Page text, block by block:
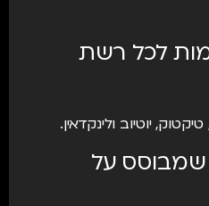
לכל רשת
יוטיוב ולינקדאין.
שמבוסס על